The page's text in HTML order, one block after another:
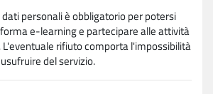
personali è obbligatorio per potersi
e-learning e partecipare alle attività
rifiuto comporta l'impossibilità
del servizio.